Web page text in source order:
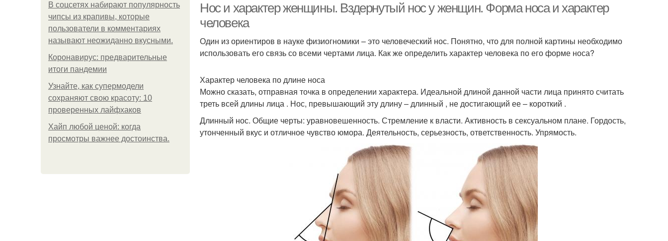
В соцсетях набирают популярность
чипсы из крапивы, которые
пользователи в комментариях
называют неожиданно вкусными.
Коронавирус: предварительные
итоги пандемии
Узнайте, как супермодели
сохраняют свою красоту: 10
проверенных лайфхаков
Хайп любой ценой: когда
просмотры важнее достоинства.
Утиный нос Большой нос Ястребиный нос Длинный нос
Знаменитости с
орлиным носом
Нос и характер женщины. Вздернутый нос у женщин. Форма носа и характер
человека
Один из ориентиров в науке физиогномики – это человеческий нос. Понятно, что для полной картины необходимо
использовать его связь со всеми чертами лица. Как же определить характер человека по его форме носа?
Характер человека по длине носа
Можно сказать, отправная точка в определении характера. Идеальной длиной данной части лица принято считать
треть всей длины лица . Нос, превышающий эту длину – длинный , не достигающий ее – короткий .
Длинный нос. Общие черты: уравновешенность. Стремление к власти. Активность в сексуальном плане. Гордость,
утонченный вкус и отличное чувство юмора. Деятельность, серьезность, ответственность. Упрямость.